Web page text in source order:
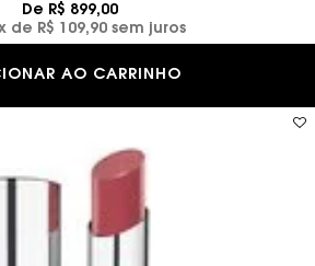
De R$ 899,00
de R$ 109,90sem juros
AO CARRINHO